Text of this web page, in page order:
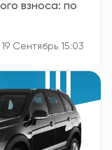
взноса: по
19 Сентябрь 15:03